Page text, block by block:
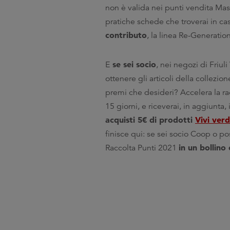
non è valida nei punti vendita
pratiche schede che troverai in
contributo, la linea Re-
E se sei socio, nei negozi di Friuli
ottenere gli articoli della
premi che desideri? Accelera la
15 giorni, e riceverai, in
acquisti 5€ di prodotti Vivi
finisce qui: se sei socio Coop o
Raccolta Punti 2021 in un bollino